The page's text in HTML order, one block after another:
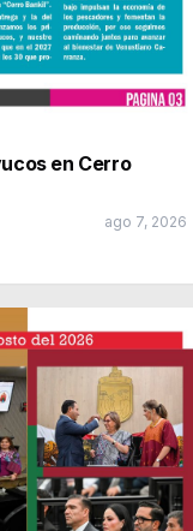
en Cerro
ago 7, 2026